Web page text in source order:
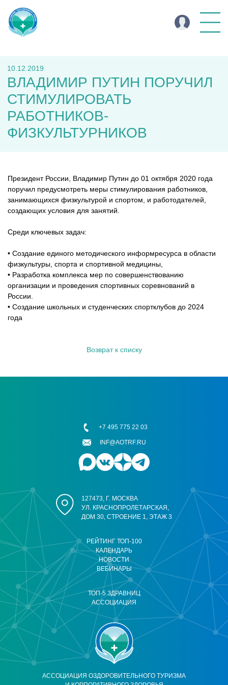
10.12.2019
ВЛАДИМИР ПУТИН ПОРУЧИЛ
СТИМУЛИРОВАТЬ
РАБОТНИКОВ-
ФИЗКУЛЬТУРНИКОВ
Президент России, Владимир Путин до 01 октября 2020 года
поручил предусмотреть меры стимулирования работников,
занимающихся физкультурой и спортом, и работодателей,
создающих условия для занятий.
Среди ключевых задач:
• Создание единого методического информресурса в области
физкультуры, спорта и спортивной медицины,
• Разработка комплекса мер по совершенствованию
организации и проведения спортивных соревнований в
России.
• Создание школьных и студенческих спортклубов до 2024
года
Возврат к списку
АССОЦИАЦИЯ ОЗДОРОВИТЕЛЬНОГО ТУРИЗМА
РЕЙТИНГ ТОП-100
КАЛЕНДАРЬ
НОВОСТИ
ВЕБИНАРЫ
ТОП-5 ЗДРАВНИЦ
АССОЦИАЦИЯ
127473, Г. МОСКВА
УЛ. КРАСНОПРОЛЕТАРСКАЯ,
ДОМ 30, СТРОЕНИЕ 1, ЭТАЖ 3
+7 495 775 22 03
INF@AOTRF.RU